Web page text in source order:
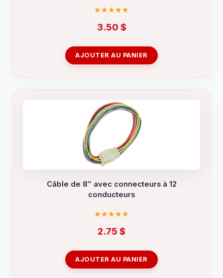
3.50 $
AJOUTER AU PANIER
Câble de 8″ avec connecteurs à 12
conducteurs
2.75 $
AJOUTER AU PANIER